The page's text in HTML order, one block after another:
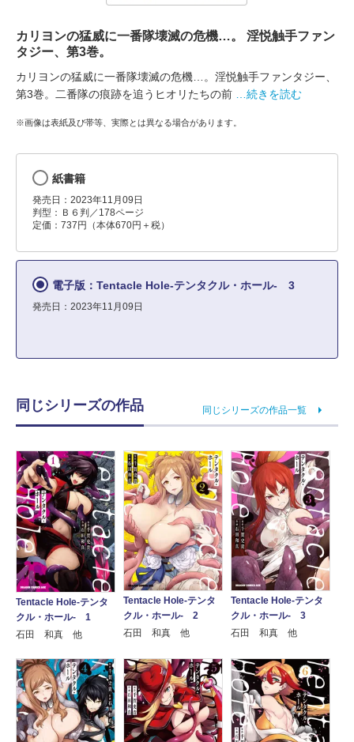
カリヨンの猛威に一番隊壊滅の危機…。 淫悦触手ファン
タジー、第3巻。
カリヨンの猛威に一番隊壊滅の危機…。淫悦触手ファンタジー、
第3巻。二番隊の痕跡を追うヒオリたちの前
…続きを読む
※画像は表紙及び帯等、実際とは異なる場合があります。
紙書籍
発売日：2023年11月09日
判型：Ｂ６判／178ページ
定価：737円（本体670円＋税）
電子版：Tentacle Hole-テンタクル・ホール- 3
発売日：2023年11月09日
同じシリーズの作品 同じシリーズの作品一覧
Tentacle Hole-テンタ
クル・ホール- 1
石田 和真 他
Tentacle Hole-テンタ
クル・ホール- 2
石田 和真 他
Tentacle Hole-テンタ
クル・ホール- 3
石田 和真 他